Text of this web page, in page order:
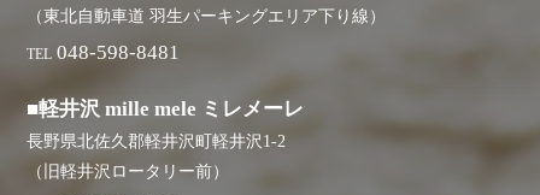
（東北自動車道 羽生パーキングエリア下り線）
TEL 048-598-8481
■軽井沢 mille mele ミレメーレ
長野県北佐久郡軽井沢町軽井沢1-2
（旧軽井沢ロータリー前）